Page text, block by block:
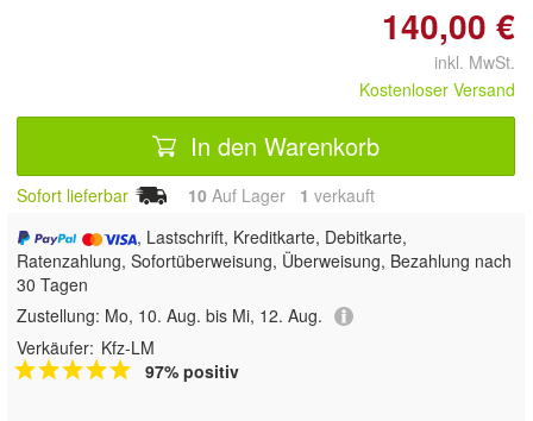
140,00 €
inkl. MwSt.
Kostenloser Versand
In den Warenkorb
Sofort lieferbar 10 Auf Lager 1 verkauft
, Lastschrift, Kreditkarte, Debitkarte,
Ratenzahlung, Sofortüberweisung, Überweisung, Bezahlung nach
30 Tagen
Zustellung: Mo, 10. Aug. bis Mi, 12. Aug.
Verkäufer: Kfz-LM
97% positiv